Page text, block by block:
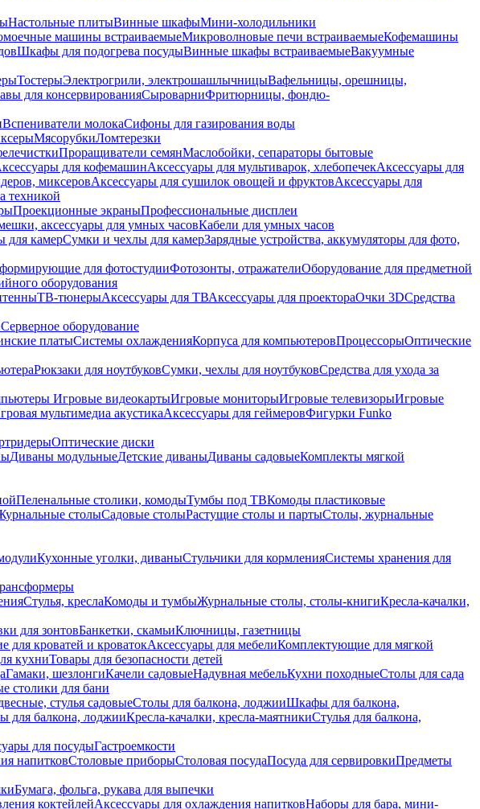
Настольные плитыВинные шкафыМини-холодильники
машины встраиваемыеМикроволновые печи встраиваемыеКофемашины
Шкафы для подогрева посудыВинные шкафы встраиваемыеВакуумные
ТостерыЭлектрогрили, электрошашлычницыВафельницы, орешницы,
для консервированияСыроварниФритюрницы, фондю-
Вспениватели молокаСифоны для газирования воды
МясорубкиЛомтерезки
Проращиватели семянМаслобойки, сепараторы бытовые
для кофемашинАксессуары для мультиварок, хлебопечекАксессуары для
миксеровАксессуары для сушилок овощей и фруктовАксессуары для
техникой
Проекционные экраныПрофессиональные дисплеи
аксессуары для умных часовКабели для умных часов
для камерСумки и чехлы для камерЗарядные устройства, аккумуляторы для фото,
для фотостудииФотозонты, отражателиОборудование для предметной
оборудования
ТВ-тюнерыАксессуары для ТВАксессуары для проектораОчки 3DСредства
Серверное оборудование
платыСистемы охлажденияКорпуса для компьютеровПроцессорыОптические
Рюкзаки для ноутбуковСумки, чехлы для ноутбуковСредства для ухода за
Игровые видеокартыИгровые мониторыИгровые телевизорыИгровые
мультимедиа акустикаАксессуары для геймеровФигурки Funko
Оптические диски
Диваны модульныеДетские диваныДиваны садовыеКомплекты мягкой
Пеленальные столики, комодыТумбы под ТВКомоды пластиковые
столыСадовые столыРастущие столы и партыСтолы, журнальные
Кухонные уголки, диваныСтульчики для кормленияСистемы хранения для
Стулья, креслаКомоды и тумбыЖурнальные столы, столы-книгиКресла-качалки,
для зонтовБанкетки, скамьиКлючницы, газетницы
для кроватей и кроватокАксессуары для мебелиКомплектующие для мягкой
кухниТовары для безопасности детей
Гамаки, шезлонгиКачели садовыеНадувная мебельКухни походныеСтолы для сада
столики для бани
стулья садовыеСтолы для балкона, лоджииШкафы для балкона,
для балкона, лоджииКресла-качалки, кресла-маятникиСтулья для балкона,
для посудыГастроемкости
напитковСтоловые приборыСтоловая посудаПосуда для сервировкиПредметы
Бумага, фольга, рукава для выпечки
коктейлейАксессуары для охлаждения напитковНаборы для бара, мини-